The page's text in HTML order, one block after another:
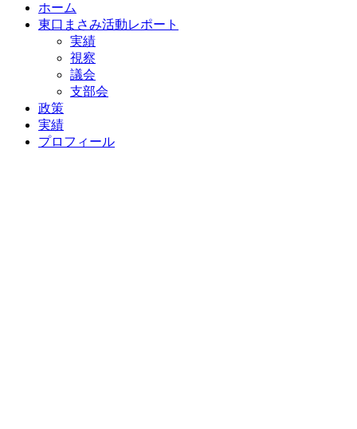
ホーム
東口まさみ活動レポート
実績
視察
議会
支部会
政策
実績
プロフィール